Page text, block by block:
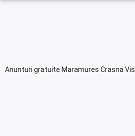
Anunturi gratuite Maramures Crasna